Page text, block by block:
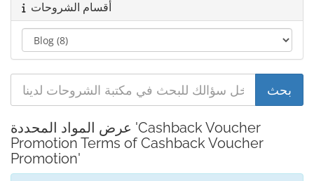
أقسام الشروحات
عرض المواد المحددة 'Cashback Voucher
Promotion Terms of Cashback Voucher
Promotion'